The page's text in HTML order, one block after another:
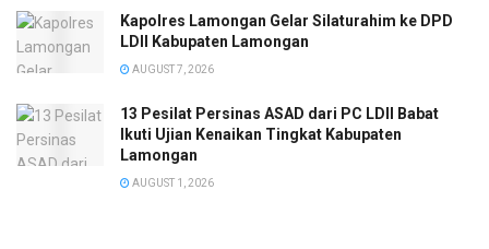
Kapolres Lamongan Gelar Silaturahim ke DPD
LDII Kabupaten Lamongan
AUGUST 7, 2026
13 Pesilat Persinas ASAD dari PC LDII Babat
Ikuti Ujian Kenaikan Tingkat Kabupaten
Lamongan
AUGUST 1, 2026